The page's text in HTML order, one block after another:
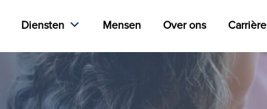
Diensten Mensen Over ons Carrière